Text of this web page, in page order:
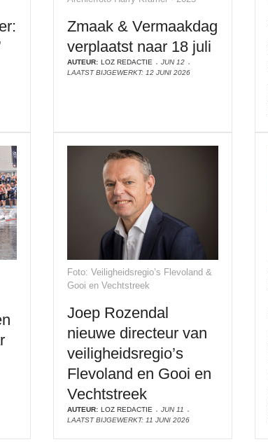
Zmaak & Vermaakdag
verplaatst naar 18 juli
AUTEUR: LOZ REDACTIE
JUN 12
LAATST BIJGEWERKT: 12 JUNI 2026
Foto: Veiligheidsregio’s Flevoland &
Gooi en Vechtstreek
Joep Rozendal
nieuwe directeur van
veiligheidsregio’s
Flevoland en Gooi en
Vechtstreek
AUTEUR: LOZ REDACTIE
JUN 11
LAATST BIJGEWERKT: 11 JUNI 2026